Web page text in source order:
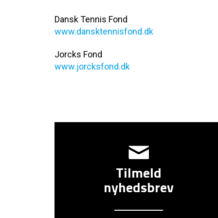
Dansk Tennis Fond
www.dansktennisfond.dk
Jorcks Fond
www.jorcksfond.dk
Tilmeld
nyhedsbrev